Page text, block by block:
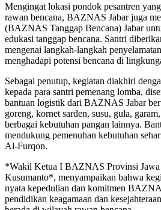
Mengingat lokasi pondok pesantren
rawan bencana, BAZNAS Jabar juga
(BAZNAS Tanggap Bencana) Jabar
edukasi tanggap bencana. Santri
mengenai langkah-langkah
menghadapi potensi bencana di
Sebagai penutup, kegiatan diakhiri
kepada para santri pemenang lomba,
bantuan logistik dari BAZNAS Jabar
goreng, kornet sarden, susu, gula,
berbagai kebutuhan pangan lainnya.
mendukung pemenuhan kebutuhan
Al-Furqon.
*Wakil Ketua I BAZNAS Provinsi Jawa
Kusumanto*, menyampaikan bahwa
nyata kepedulian dan komitmen
pendidikan keagamaan dan